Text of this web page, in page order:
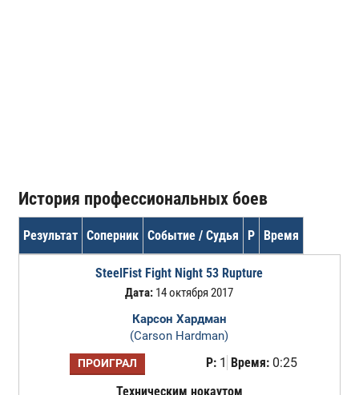
История профессиональных боев
Результат Соперник Событие / Судья Р Время
SteelFist Fight Night 53 Rupture
Дата: 14 октября 2017
Карсон Хардман
(Carson Hardman)
ПРОИГРАЛ Р:1 Время:0:25
Техническим нокаутом